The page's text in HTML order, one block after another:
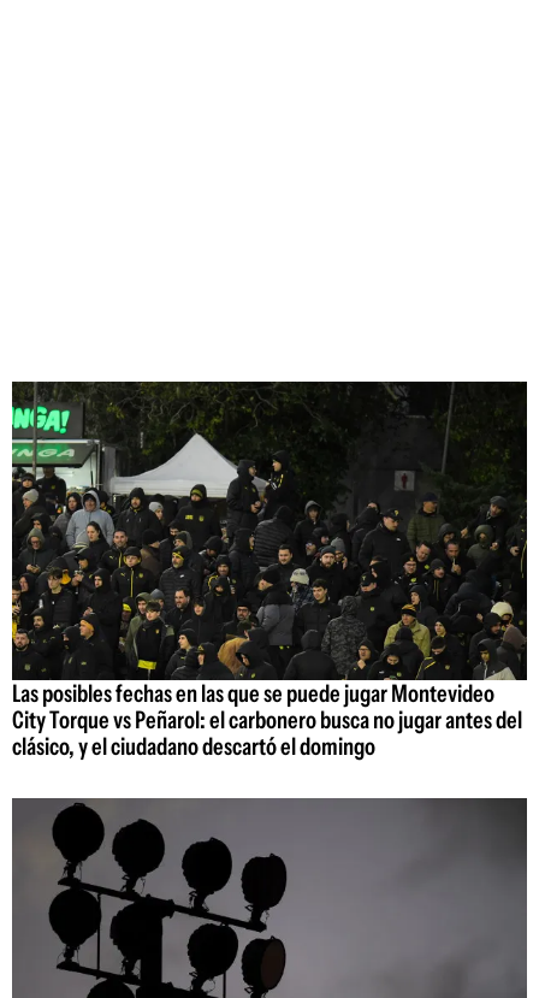
Las posibles fechas en las que se puede jugar Montevideo
City Torque vs Peñarol: el carbonero busca no jugar antes del
clásico, y el ciudadano descartó el domingo